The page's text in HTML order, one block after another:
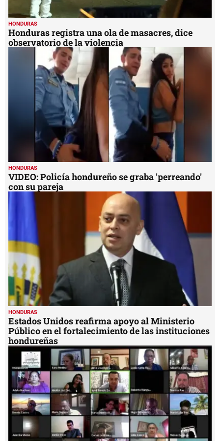
HONDURAS
Honduras registra una ola de masacres, dice
observatorio de la violencia
HONDURAS
VIDEO: Policía hondureño se graba 'perreando'
con su pareja
HONDURAS
Estados Unidos reafirma apoyo al Ministerio
Público en el fortalecimiento de las instituciones
hondureñas